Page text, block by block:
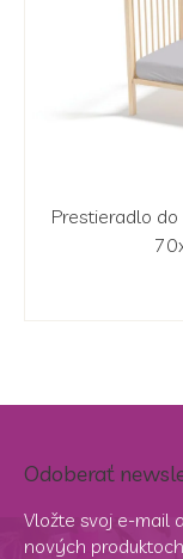
Prestieradlo do
Odoberať
Vložte svoj e-mail
nových